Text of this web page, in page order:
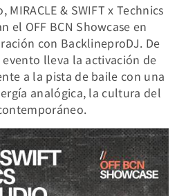
& SWIFT x Technics
el OFF BCN Showcase en
con BacklineproDJ. De
lleva la activación de
a la pista de baile con una
analógica, la cultura del